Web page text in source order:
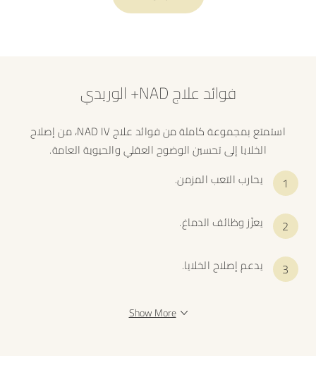
فوائد علاج NAD+ الوريدي
استمتع بمجموعة كاملة من فوائد علاج NAD IV، من إصلاح
الخلايا إلى تحسين الوضوح العقلي والحيوية العامة.
يحارب التعب المزمن.
يعزّز وظائف الدماغ.
يدعم إصلاح الخلايا.
Show More